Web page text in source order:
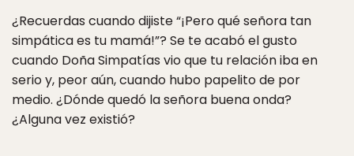
¿Recuerdas cuando dijiste “¡Pero qué señora tan
simpática es tu mamá!”? Se te acabó el gusto
cuando Doña Simpatías vio que tu relación iba en
serio y, peor aún, cuando hubo papelito de por
medio. ¿Dónde quedó la señora buena onda?
¿Alguna vez existió?